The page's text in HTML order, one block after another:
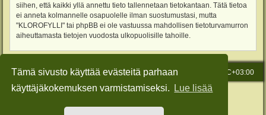
Tämä sivusto käyttää evästeitä parhaan
käyttäjäkokemuksen varmistamiseksi.
Lue lisää
siihen, että kaikki yllä annettu tieto tallennetaan tietokantaan. Tätä tietoa
ei anneta kolmannelle osapuolelle ilman suostumustasi, mutta
"KLOROFYLLI" tai phpBB ei ole vastuussa mahdollisen tietoturvamurron
aiheuttamasta tietojen vuodosta ulkopuolisille tahoille.
Etusivu Kaikki ajat ovat UTC+03:00
Viesti Ylläpidolle
Keskustelufoorumin ohjelmistophpBB® Forum Software © phpBB Limited